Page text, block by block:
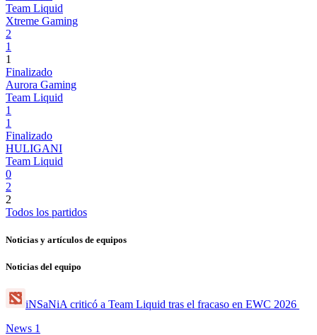
Team Liquid
Xtreme Gaming
2
1
1
Finalizado
Aurora Gaming
Team Liquid
1
1
Finalizado
HULIGANI
Team Liquid
0
2
2
Todos los partidos
Noticias y artículos de equipos
Noticias del equipo
iNSaNiA criticó a Team Liquid tras el fracaso en EWC 2026
News 1